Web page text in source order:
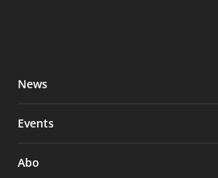
News
Events
Abo